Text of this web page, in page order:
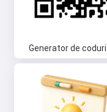
Generator de coduri